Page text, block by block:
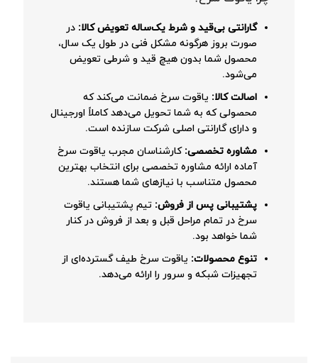
گارانتی بی‌قید و شرط یک‌ساله تعویض کالا: در
صورت بروز هرگونه مشکل فنی در طول یک سال،
محصول شما بدون هیچ قید و شرطی تعویض
می‌شود.
اصالت کالا: یاقوت سرخ ضمانت می‌کند که
محصولی که به شما تحویل می‌دهد کاملاً اورجینال
و دارای گارانتی اصلی شرکت سازنده است.
مشاوره تخصصی: کارشناسان مجرب یاقوت سرخ
آماده ارائه مشاوره تخصصی برای انتخاب بهترین
محصول متناسب با نیازهای شما هستند.
پشتیبانی پس از فروش: تیم پشتیبانی یاقوت
سرخ در تمام مراحل قبل و بعد از فروش در کنار
شما خواهد بود.
تنوع محصولات: یاقوت سرخ طیف گسترده‌ای از
تجهیزات شبکه و سرور را ارائه می‌دهد.